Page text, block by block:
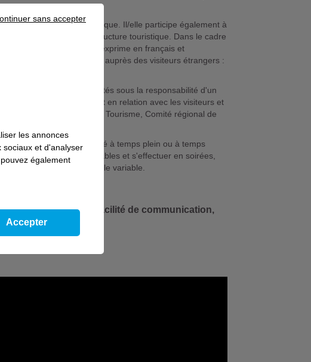
et des produits en boutique. Il/elle participe également à
culturels au sein de la structure touristique. Dans le cadre
à l'entreprise. Il/elle s'exprime en français et
dans un anglais simple auprès des visiteurs étrangers :
d'une équipe ses activités sous la responsabilité d'un
Il/elle est quotidiennement en relation avec les visiteurs et
Comité départemental de Tourisme, Comité régional de
exerce son activité à temps plein ou à temps
peuvent être variables et s'effectuer en soirées,
des structures de taille variable.
dynamisme, facilité de communication,
les annonces
sociaux et d'analyser
également
sans accepter
Accepter